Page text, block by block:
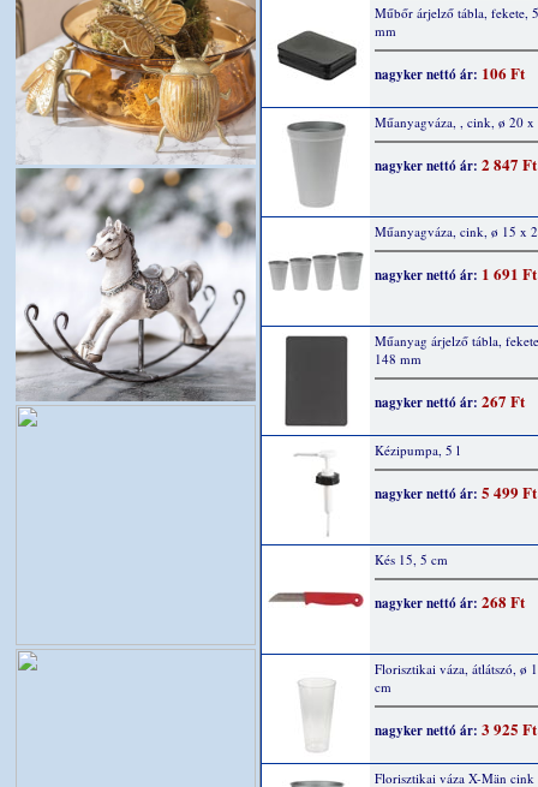
Műbőr árjelző tábla, fekete,
mm
nagyker nettó ár: 106 Ft
Műanyagváza, , cink, ø 20 x
nagyker nettó ár: 2 847 Ft
Műanyagváza, cink, ø 15 x
nagyker nettó ár: 1 691 Ft
Műanyag árjelző tábla,
148 mm
nagyker nettó ár: 267 Ft
Kézipumpa, 5 l
nagyker nettó ár: 5 499 Ft
Kés 15, 5 cm
nagyker nettó ár: 268 Ft
Florisztikai váza, átlátszó, ø
cm
nagyker nettó ár: 3 925 Ft
Florisztikai váza X-Män